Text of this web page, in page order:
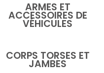
ARMES ET
ACCESSOIRES DE
VÉHICULES
CORPS TORSES ET
JAMBES